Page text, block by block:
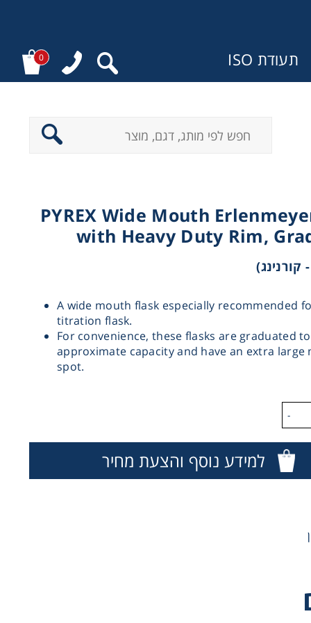
תעודת ISO 0
PYREX Wide Mouth
with Heavy Duty Rim,
A wide mouth flask especially recommended
titration flask.
For convenience, these flasks are graduated
approximate capacity and have an extra large
spot.
-
למידע נוסף והצעת מחיר